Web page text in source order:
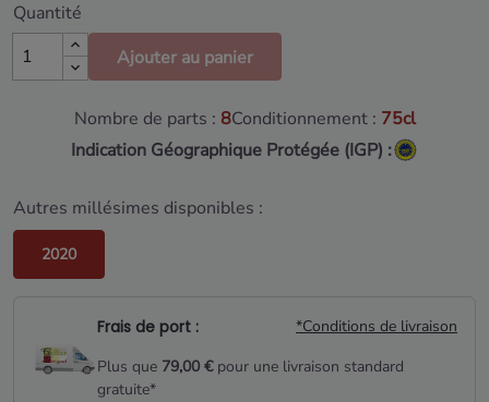
Quantité
Ajouter au panier
Nombre de parts : 8Conditionnement : 75cl
Indication Géographique Protégée (IGP) :
Autres millésimes disponibles :
2020
Frais de port :
*Conditions de livraison
Plus que 79,00 €pour une livraison standard
gratuite*